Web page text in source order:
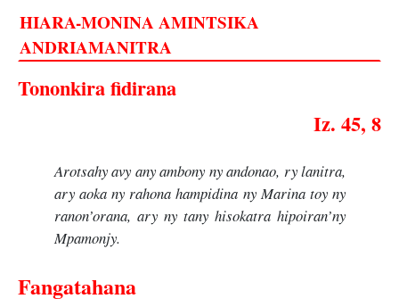
HIARA-MONINA AMINTSIKA
ANDRIAMANITRA
Tononkira fidirana
Iz. 45, 8
Arotsahy avy any ambony ny andonao, ry lanitra,
ary aoka ny rahona hampidina ny Marina toy ny
ranon’orana, ary ny tany hisokatra hipoiran’ny
Mpamonjy.
Fangatahana